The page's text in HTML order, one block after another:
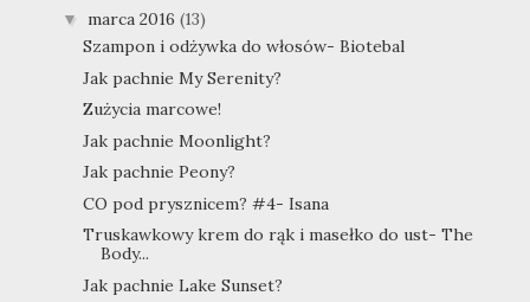
▼ marca 2016 (13)
Szampon i odżywka do włosów- Biotebal
Jak pachnie My Serenity?
Zużycia marcowe!
Jak pachnie Moonlight?
Jak pachnie Peony?
CO pod prysznicem? #4- Isana
Truskawkowy krem do rąk i masełko do ust- The
Body...
Jak pachnie Lake Sunset?